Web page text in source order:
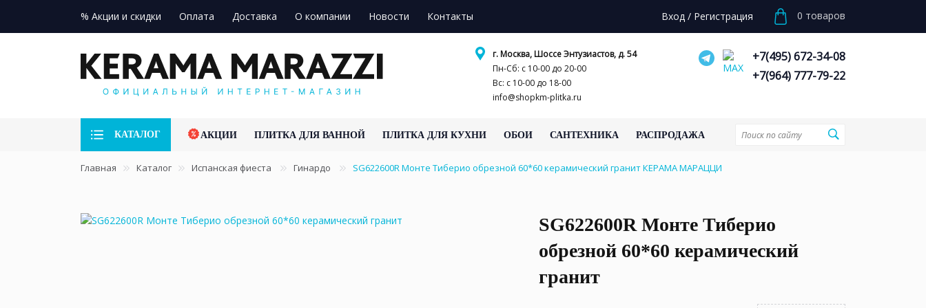
% Акции и скидки Оплата Доставка О компании Новости Контакты Вход / Регистрация 0 товаров
г. Москва, Шоссе Энтузиастов, д. 54
Пн-Сб: с 10-00 до 20-00
Вс: с 10-00 до 18-00
info@shopkm-plitka.ru
+7(495) 672-34-08
+7(964) 777-79-22
КАТАЛОГ АКЦИИ ПЛИТКА ДЛЯ ВАННОЙ ПЛИТКА ДЛЯ КУХНИ ОБОИ САНТЕХНИКА РАСПРОДАЖА
Главная Каталог Испанская фиеста Гинардо SG622600R Монте Тиберио обрезной 60*60 керамический гранит КЕРАМА МАРАЦЦИ
SG622600R Монте Тиберио
обрезной 60*60 керамический
гранит